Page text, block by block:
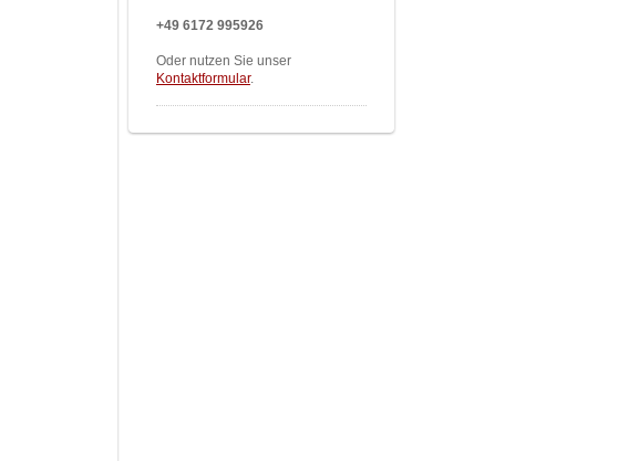
+49 6172 995926
Oder nutzen Sie unser
Kontaktformular.